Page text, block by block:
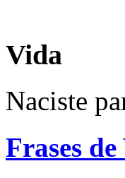
Vida
Naciste
Frases